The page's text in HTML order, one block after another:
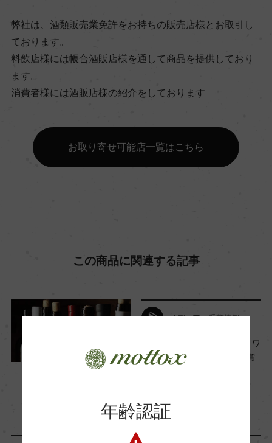
12℃
ビオ情報・認証機関
ー
有機JAS認証
Wine Advocate 獲得点
ー
国内ワイン専門誌評価歴
弊社は、酒類販売業免許をお持ちの販売店様とお取引し
ております。
料飲店様には帳合酒販店様を通して商品を提供しており
ます。
消費者様には酒販店様の紹介をしております
お取り寄せ可能店一覧はこちら
この商品に関連する記事
メディア・受賞情報
『デキャンター・ワールド・ワ
イン・アワード 2022』受賞
年齢認証